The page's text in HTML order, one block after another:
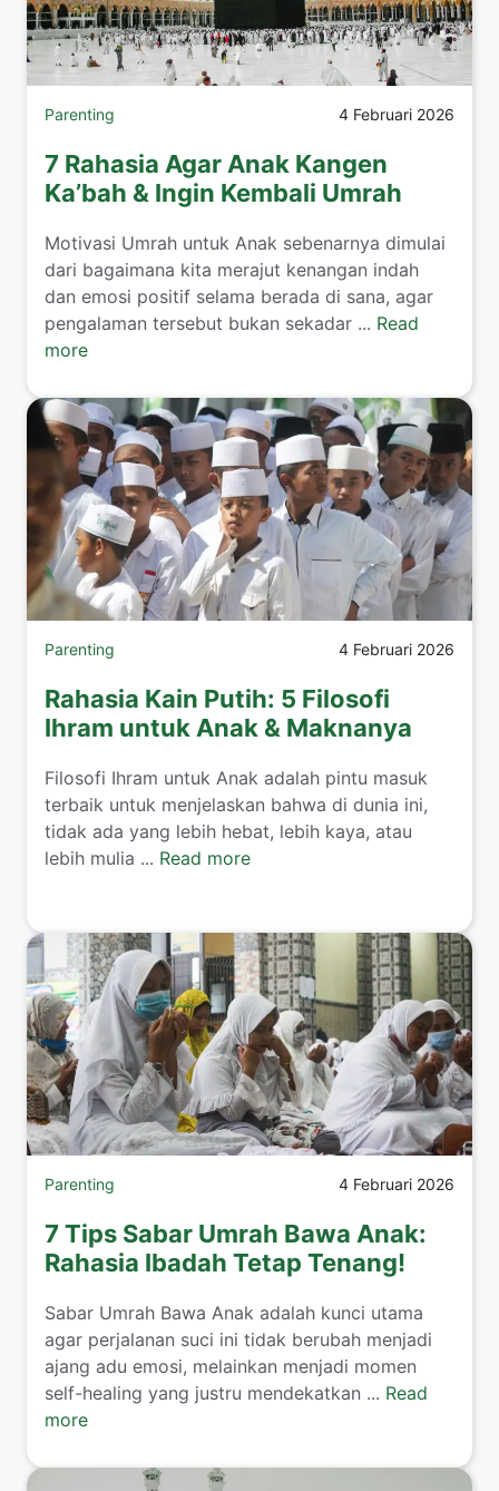
Parenting 4 Februari 2026
7 Rahasia Agar Anak Kangen
Ka’bah & Ingin Kembali Umrah
​Motivasi Umrah untuk Anak sebenarnya dimulai
dari bagaimana kita merajut kenangan indah
dan emosi positif selama berada di sana, agar
pengalaman tersebut bukan sekadar ... Read
more
Parenting 4 Februari 2026
Rahasia Kain Putih: 5 Filosofi
Ihram untuk Anak & Maknanya
​Filosofi Ihram untuk Anak adalah pintu masuk
terbaik untuk menjelaskan bahwa di dunia ini,
tidak ada yang lebih hebat, lebih kaya, atau
lebih mulia ... Read more
Parenting 4 Februari 2026
7 Tips Sabar Umrah Bawa Anak:
Rahasia Ibadah Tetap Tenang!
​Sabar Umrah Bawa Anak adalah kunci utama
agar perjalanan suci ini tidak berubah menjadi
ajang adu emosi, melainkan menjadi momen
self-healing yang justru mendekatkan ... Read
more